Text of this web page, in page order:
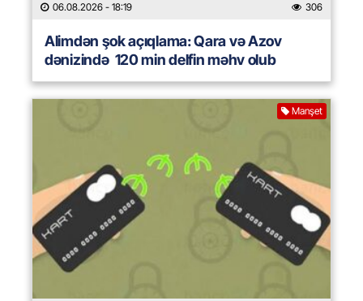
06.08.2026 - 18:19 306
Alimdən şok açıqlama: Qara və Azov
dənizində 120 min delfin məhv olub
Manşet